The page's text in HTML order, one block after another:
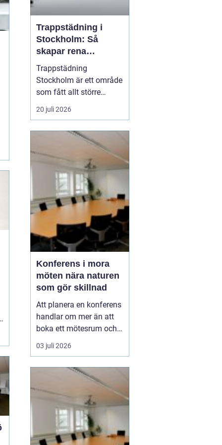
Trappstädning i
Stockholm: Så
skapar rena
trapphus tryggare
boendemiljöer
Trappstädning
Stockholm är ett område
som fått allt större
uppmärksamhet i takt
med att både
fastighetsägare och
företag ser sambandet
mellan rena trapphus,
trygghet oc...
20 juli 2026
Konferens i mora
möten nära naturen
som gör skillnad
Att planera en konferens
handlar om mer än att
boka ett mötesrum och
ordna fika. För många
företag har platsen blivit
mötesupplevelsen. När
team ska samlas för
viktiga beslut, kreativa
workshops eller
teambuilding spelar
mil...
03 juli 2026